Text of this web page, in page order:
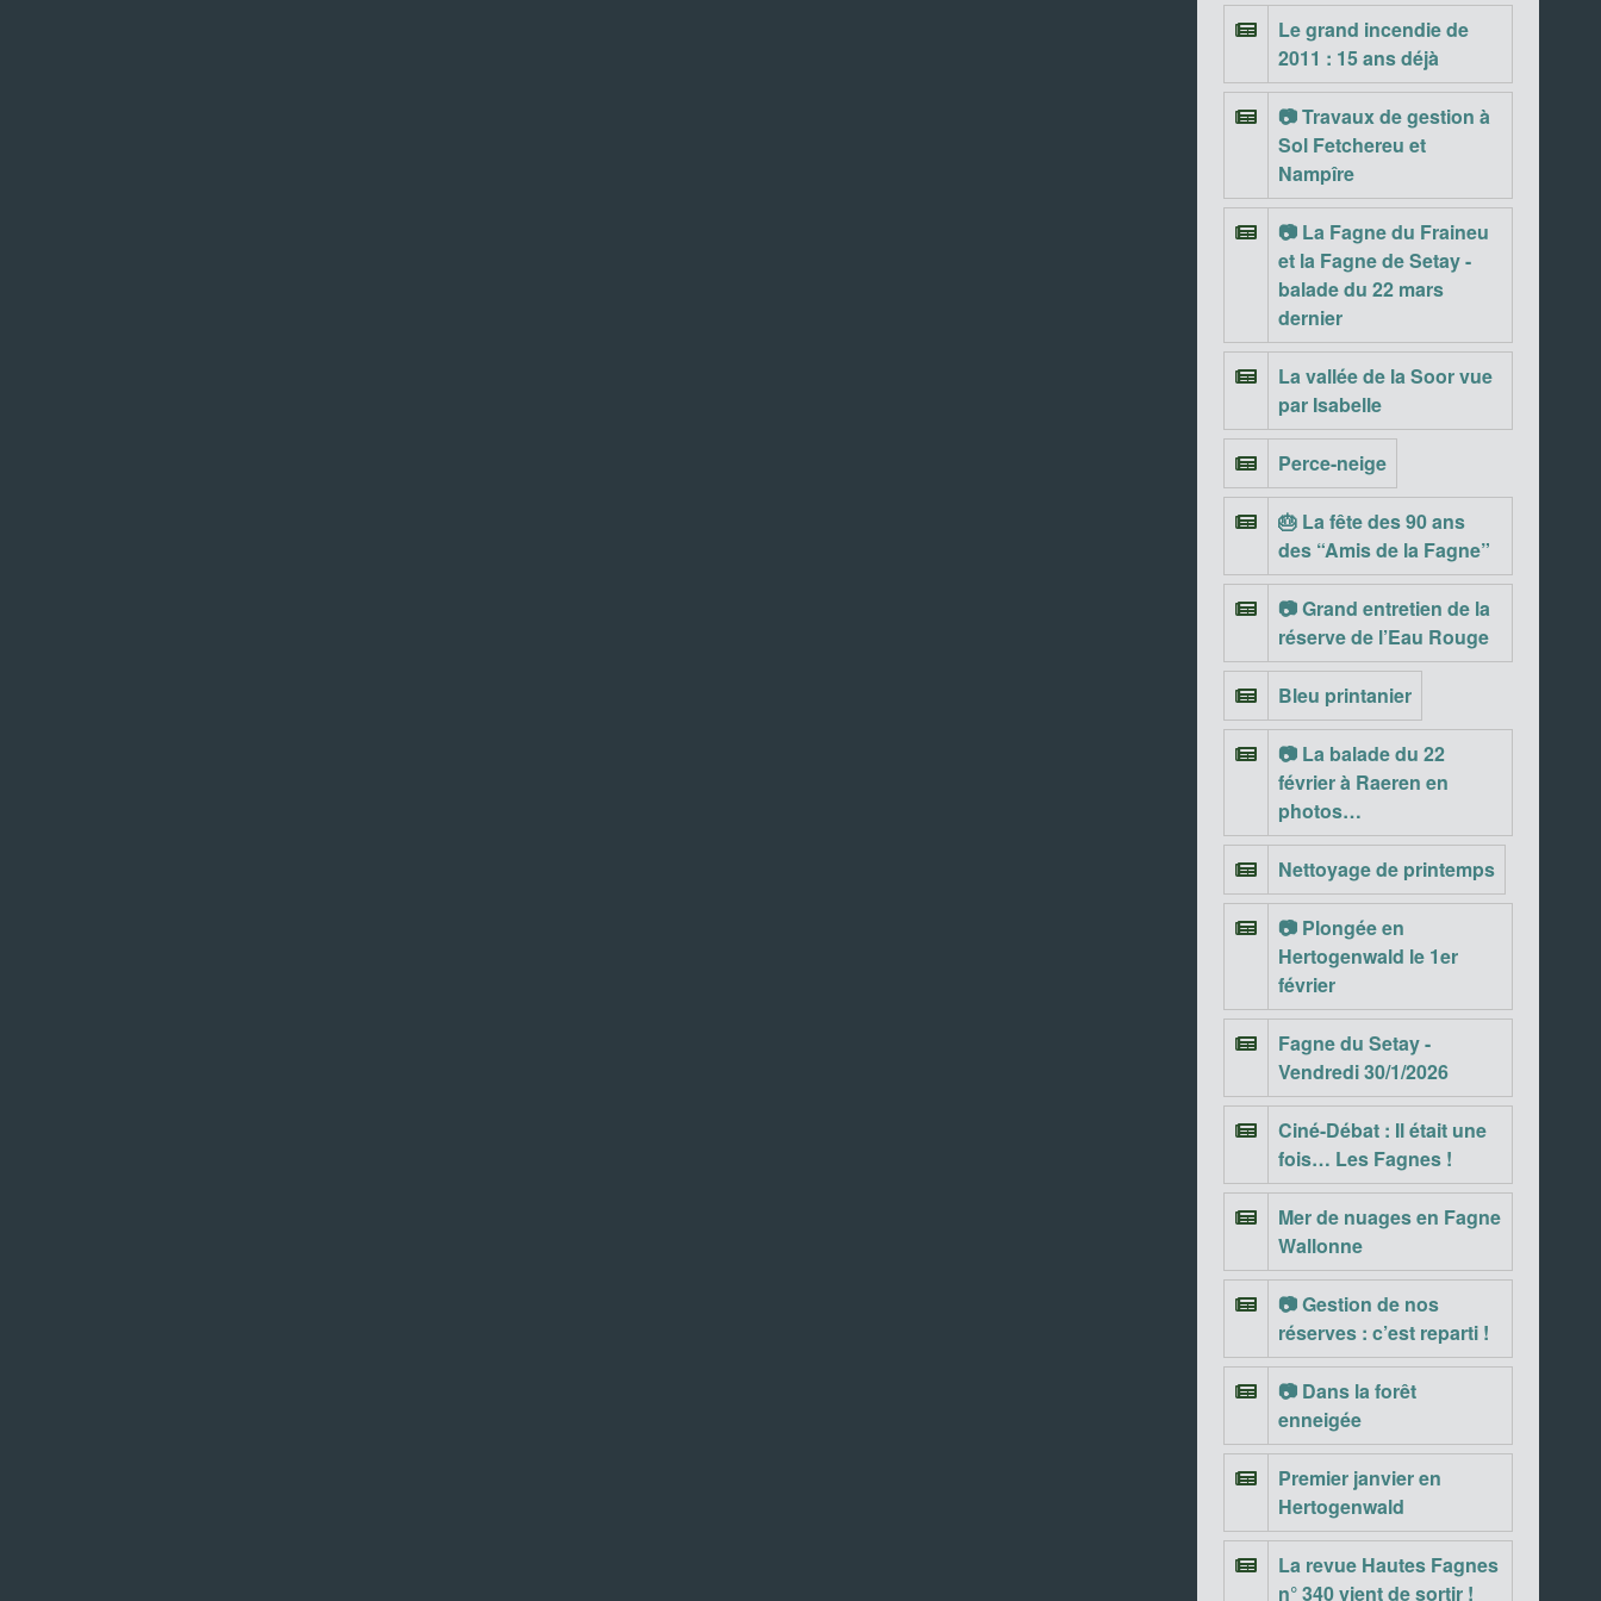
Le grand incendie de
2011 : 15 ans déjà
📷 Travaux de gestion à
Sol Fetchereu et
Nampîre
📷 La Fagne du Fraineu
et la Fagne de Setay -
balade du 22 mars
dernier
La vallée de la Soor vue
par Isabelle
Perce-neige
🎂 La fête des 90 ans
des “Amis de la Fagne”
📷 Grand entretien de la
réserve de l’Eau Rouge
Bleu printanier
📷 La balade du 22
février à Raeren en
photos…
Nettoyage de printemps
📷 Plongée en
Hertogenwald le 1er
février
Fagne du Setay -
Vendredi 30/1/2026
Ciné-Débat : Il était une
fois… Les Fagnes !
Mer de nuages en Fagne
Wallonne
📷 Gestion de nos
réserves : c’est reparti !
📷 Dans la forêt
enneigée
Premier janvier en
Hertogenwald
La revue Hautes Fagnes
n° 340 vient de sortir !